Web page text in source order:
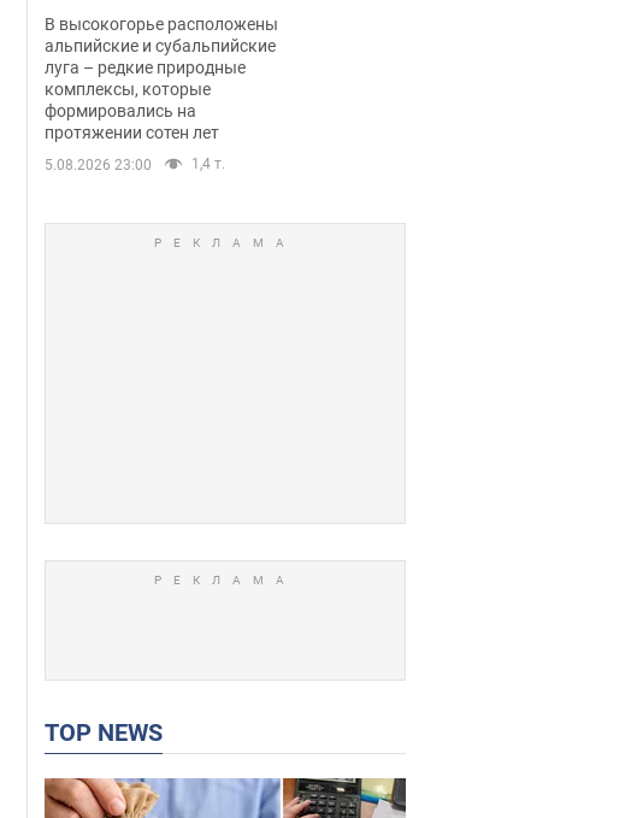
забили тревогу
В высокогорье расположены
альпийские и субальпийские
луга – редкие природные
комплексы, которые
формировались на
протяжении сотен лет
5.08.2026 23:00 1,4 т.
TOP NEWS